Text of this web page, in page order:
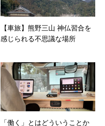
【車旅】熊野三山 神仏習合を
感じられる不思議な場所
「働く」とはどういうことか